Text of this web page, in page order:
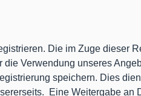
Die im Zuge dieser
Verwendung unseres
speichern. Dies
Eine Weitergabe an